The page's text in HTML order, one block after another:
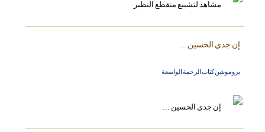
إن جدي الحسين ...
بروموشن كتاب الرحمة الواسعة